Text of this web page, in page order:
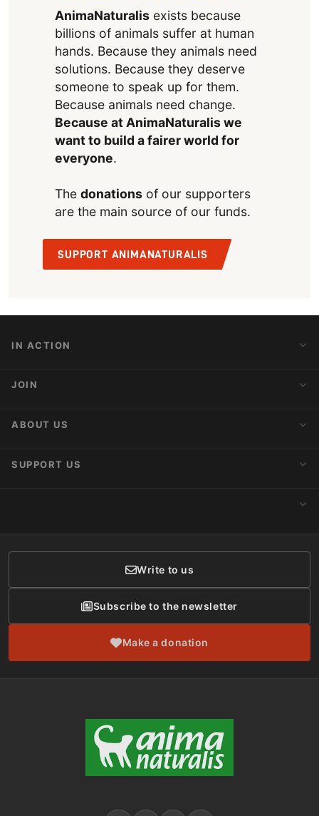
AnimaNaturalisexists because
billions of animals suffer at human
hands. Because they animals need
solutions. Because they deserve
someone to speak up for them.
Because animals need change.
Because at AnimaNaturalis we
want to build a fairer world for
everyone.
The donationsof our supporters
are the main source of our funds.
SUPPORT ANIMANATURALIS
IN ACTION
Action Alerts
JOIN
Activist Network
ABOUT US
About AnimaNaturalis
SUPPORT US
Donor Care
Write to us
Subscribe to the newsletter
Make a donation